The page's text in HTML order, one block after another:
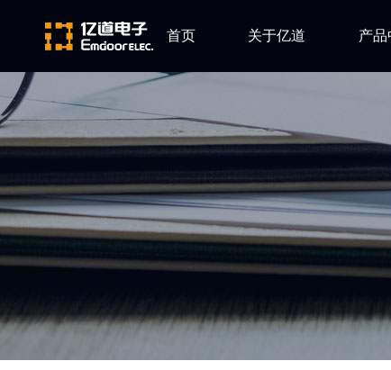
首页 关于亿道
企业文化
产品
Ansys
Qt
Green
Minitab
Visu-IT